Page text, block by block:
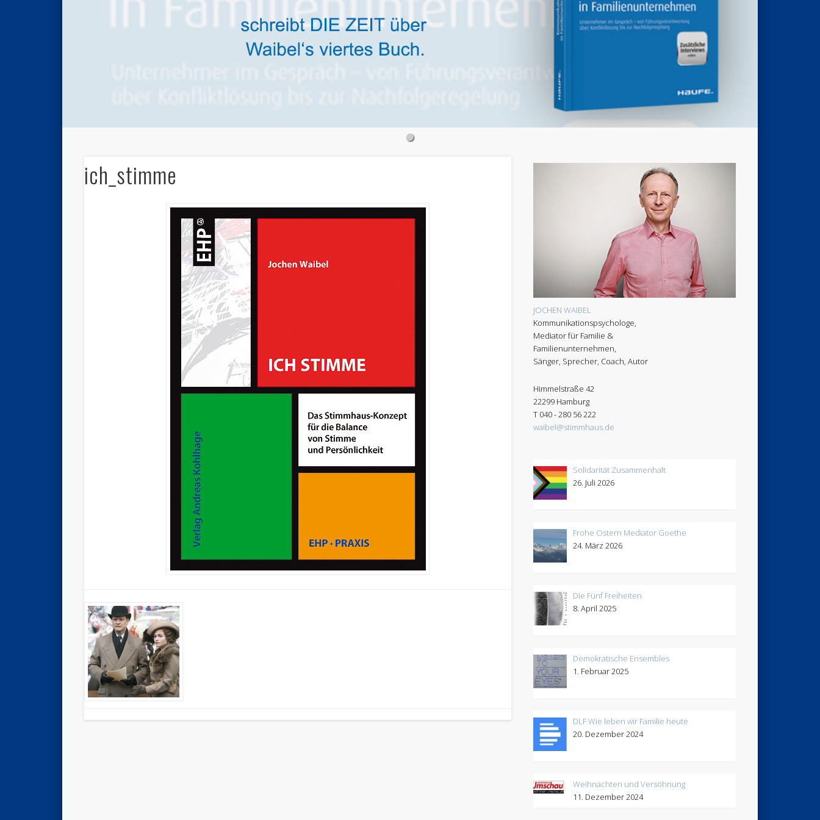
ich_stimme
JOCHEN WAIBEL
Kommunikationspsychologe,
Mediator für Familie &
Familienunternehmen,
Sänger, Sprecher, Coach, Autor
Himmelstraße 42
22299 Hamburg
T 040 - 280 56 222
waibel@stimmhaus.de
Solidarität Zusammenhalt
26. Juli 2026
Frohe Ostern Mediator Goethe
24. März 2026
Die Fünf Freiheiten
8. April 2025
Demokratische Ensembles
1. Februar 2025
DLF Wie leben wir Familie heute
20. Dezember 2024
Weihnachten und Versöhnung
11. Dezember 2024